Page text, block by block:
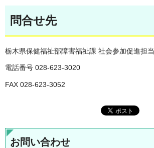
問合せ先
栃木県保健福祉部障害福祉課 社会参加促進担当
電話番号 028-623-3020
FAX 028-623-3052
お問い合わせ